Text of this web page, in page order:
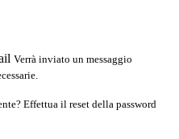
Verrà inviato un messaggio
Effettua il reset della password